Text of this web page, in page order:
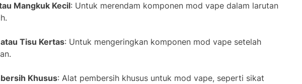
Mangkuk Kecil: Untuk merendam komponen mod vape dalam larutan
Tisu Kertas: Untuk mengeringkan komponen mod vape setelah
Khusus: Alat pembersih khusus untuk mod vape, seperti sikat